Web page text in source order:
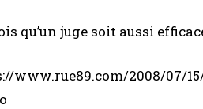
qu’un juge soit aussi
www.rue89.com/2008/07/